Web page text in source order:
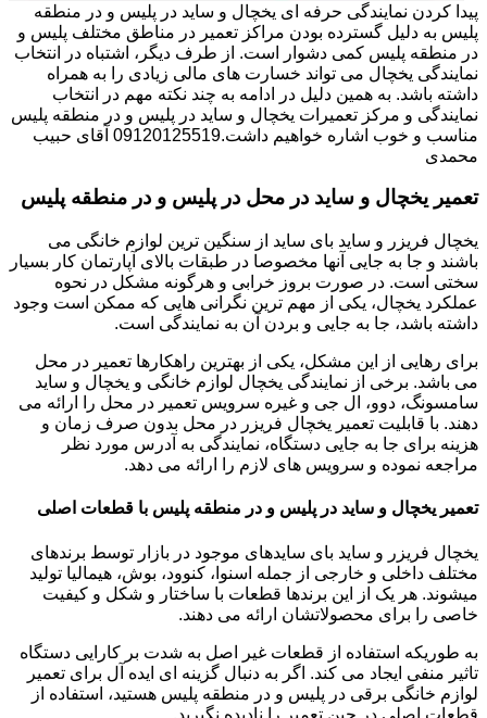
پیدا کردن نمایندگی حرفه ای یخچال و ساید در پلیس و در منطقه
پلیس به دلیل گسترده بودن مراکز تعمیر در مناطق مختلف پلیس و
در منطقه پلیس کمی دشوار است. از طرف دیگر، اشتباه در انتخاب
نمایندگی یخچال می تواند خسارت های مالی زیادی را به همراه
داشته باشد. به همین دلیل در ادامه به چند نکته مهم در انتخاب
نمایندگی و مرکز تعمیرات یخچال و ساید در پلیس و در منطقه پلیس
مناسب و خوب اشاره خواهیم داشت.09120125519 آقای حبیب
محمدی
تعمیر یخچال و ساید در محل در پلیس و در منطقه پلیس
یخچال فریزر و ساید بای ساید از سنگین ترین لوازم خانگی می
باشند و جا به جایی آنها مخصوصا در طبقات بالای آپارتمان کار بسیار
سختی است. در صورت بروز خرابی و هرگونه مشکل در نحوه
عملکرد یخچال، یکی از مهم ترین نگرانی هایی که ممکن است وجود
داشته باشد، جا به جایی و بردن آن به نمایندگی است.
برای رهایی از این مشکل، یکی از بهترین راهکارها تعمیر در محل
می باشد. برخی از نمایندگی یخچال لوازم خانگی و یخچال و ساید
سامسونگ، دوو، ال جی و غیره سرویس تعمیر در محل را ارائه می
دهند. با قابلیت تعمیر یخچال فریزر در محل بدون صرف زمان و
هزینه برای جا به جایی دستگاه، نمایندگی به آدرس مورد نظر
مراجعه نموده و سرویس های لازم را ارائه می دهد.
تعمیر یخچال و ساید در پلیس و در منطقه پلیس با قطعات اصلی
یخچال فریزر و ساید بای سایدهای موجود در بازار توسط برندهای
مختلف داخلی و خارجی از جمله اسنوا، کنوود، بوش، هیمالیا تولید
میشوند. هر یک از این برندها قطعات با ساختار و شکل و کیفیت
خاصی را برای محصولاتشان ارائه می دهند.
به طوریکه استفاده از قطعات غیر اصل به شدت بر کارایی دستگاه
تاثیر منفی ایجاد می کند. اگر به دنبال گزینه ای ایده آل برای تعمیر
لوازم خانگی برقی در پلیس و در منطقه پلیس هستید، استفاده از
قطعات اصلی در حین تعمیر را نادیده نگیرید.